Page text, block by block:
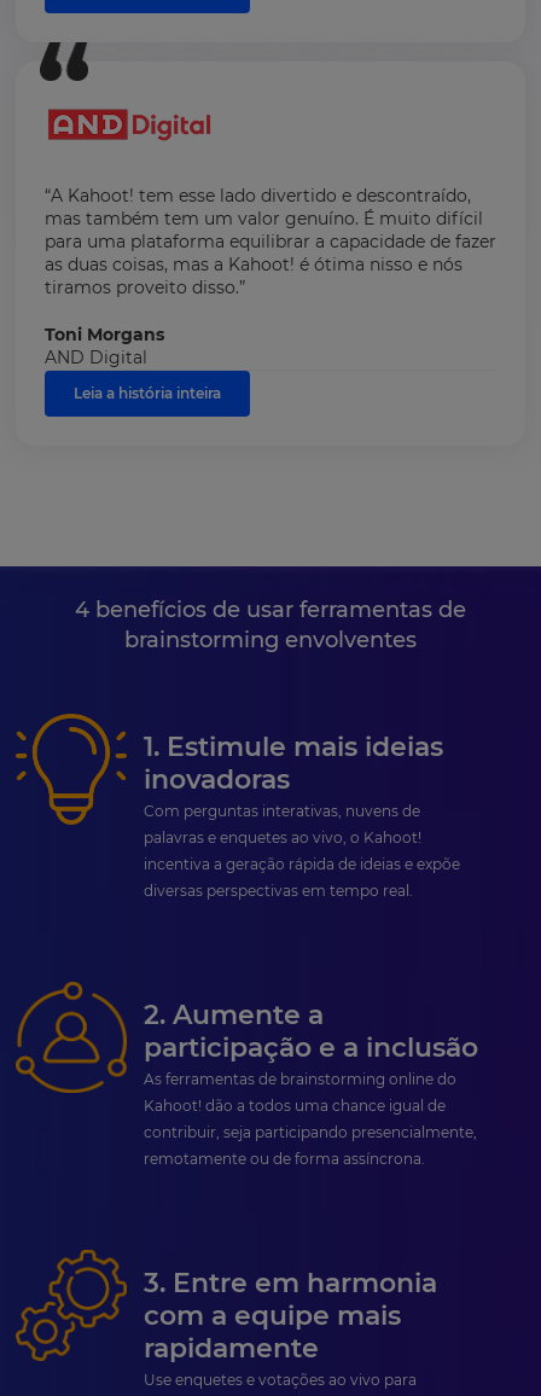
“A Kahoot! tem esse lado divertido e descontraído,
mas também tem um valor genuíno. É muito difícil
para uma plataforma equilibrar a capacidade de fazer
as duas coisas, mas a Kahoot! é ótima nisso e nós
tiramos proveito disso.”
Toni Morgans
AND Digital
Leia a história inteira
4 benefícios de usar ferramentas de
brainstorming envolventes
1. Estimule mais ideias
inovadoras
Com perguntas interativas, nuvens de
palavras e enquetes ao vivo, o Kahoot!
incentiva a geração rápida de ideias e expõe
diversas perspectivas em tempo real.
2. Aumente a
participação e a inclusão
As ferramentas de brainstorming online do
Kahoot! dão a todos uma chance igual de
contribuir, seja participando presencialmente,
remotamente ou de forma assíncrona.
3. Entre em harmonia
com a equipe mais
rapidamente
Use enquetes e votações ao vivo para